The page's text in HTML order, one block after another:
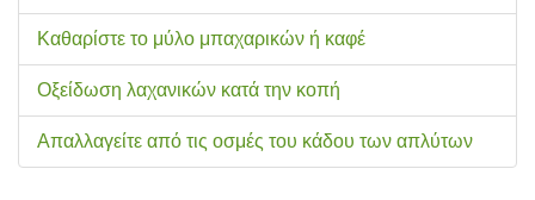
Καθαρίστε το μύλο μπαχαρικών ή καφέ
Οξείδωση λαχανικών κατά την κοπή
Απαλλαγείτε από τις οσμές του κάδου των απλύτων